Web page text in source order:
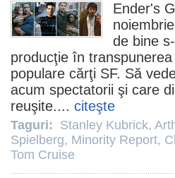
Ender's
de bine
producţie în
populare cărţi SF. Să
acum spectatorii şi care
reuşite.... citeşte
Taguri: Stanley Kubrick,
Spielberg, Minority Report,
Tom Cruise